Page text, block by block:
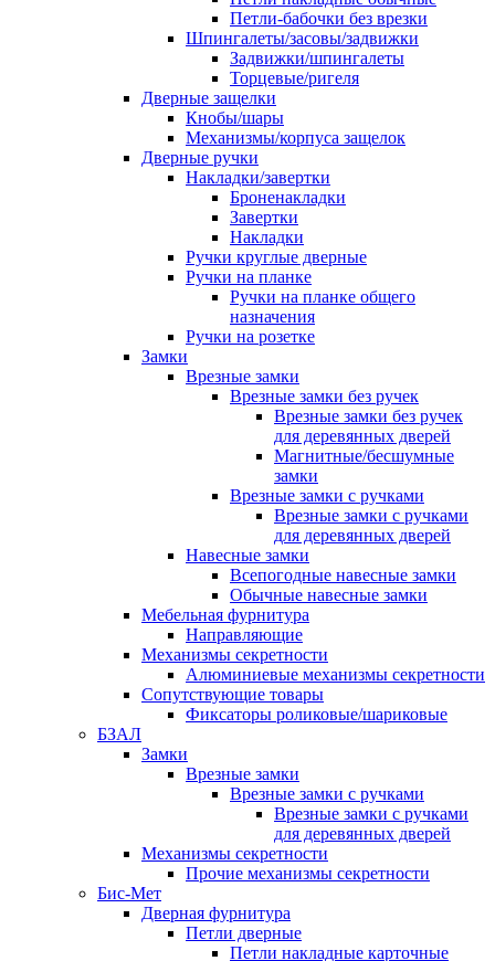
Петли-бабочки без врезки
Шпингалеты/засовы/задвижки
Задвижки/шпингалеты
Торцевые/ригеля
Дверные защелки
Кнобы/шары
Механизмы/корпуса защелок
Дверные ручки
Накладки/завертки
Броненакладки
Завертки
Накладки
Ручки круглые дверные
Ручки на планке
Ручки на планке общего
назначения
Ручки на розетке
Замки
Врезные замки
Врезные замки без ручек
Врезные замки без ручек
для деревянных дверей
Магнитные/бесшумные
замки
Врезные замки с ручками
Врезные замки с ручками
для деревянных дверей
Навесные замки
Всепогодные навесные замки
Обычные навесные замки
Мебельная фурнитура
Направляющие
Механизмы секретности
Алюминиевые механизмы секретности
Сопутствующие товары
Фиксаторы роликовые/шариковые
БЗАЛ
Замки
Врезные замки
Врезные замки с ручками
Врезные замки с ручками
для деревянных дверей
Механизмы секретности
Прочие механизмы секретности
Бис-Мет
Дверная фурнитура
Петли дверные
Петли накладные карточные